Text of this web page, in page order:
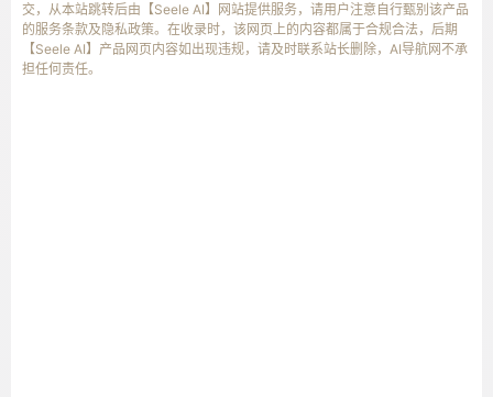
交，从本站跳转后由【Seele AI】网站提供服务，请用户注意自行甄别该产品
的服务条款及隐私政策。在收录时，该网页上的内容都属于合规合法，后期
【Seele AI】产品网页内容如出现违规，请及时联系站长删除，AI导航网不承
担任何责任。